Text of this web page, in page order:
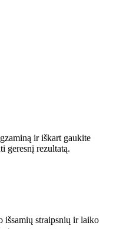
ir iškart gaukite
geresnį rezultatą.
išsamių straipsnių ir laiko